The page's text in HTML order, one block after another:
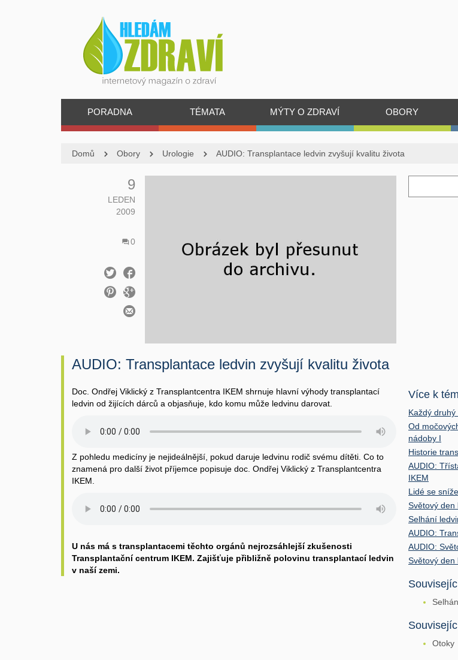
PORADNA TÉMATA MÝTY O ZDRAVÍ OBORY
Domů Obory Urologie AUDIO: Transplantace ledvin zvyšují kvalitu života
9
LEDEN
2009
0
AUDIO: Transplantace ledvin zvyšují kvalitu života
Doc. Ondřej Viklický z Transplantcentra IKEM shrnuje hlavní výhody transplantací
ledvin od žijících dárců a objasňuje, kdo komu může ledvinu darovat.
Z pohledu medicíny je nejideálnější, pokud daruje ledvinu rodič svému dítěti. Co to
znamená pro další život příjemce popisuje doc. Ondřej Viklický z Transplantcentra
IKEM.
U nás má s transplantacemi těchto orgánů nejrozsáhlejší zkušenosti
Transplantační centrum IKEM. Zajišťuje přibližně polovinu transplantací ledvin
v naší zemi.
Více k
Každý
Od
nádoby I
Historie
AUDIO:
IKEM
Lidé se
Světový den
Selhání
AUDIO:
AUDIO:
Světový den
Otoky